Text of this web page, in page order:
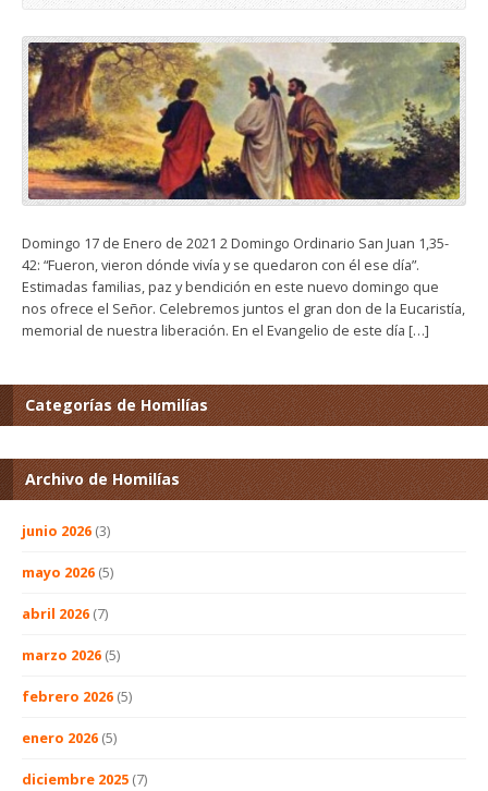
Domingo 17 de Enero de 2021 2 Domingo Ordinario San Juan 1,35-
42: “Fueron, vieron dónde vivía y se quedaron con él ese día”.
Estimadas familias, paz y bendición en este nuevo domingo que
nos ofrece el Señor. Celebremos juntos el gran don de la Eucaristía,
memorial de nuestra liberación. En el Evangelio de este día […]
Categorías de Homilías
Archivo de Homilías
junio 2026 (3)
mayo 2026 (5)
abril 2026 (7)
marzo 2026 (5)
febrero 2026 (5)
enero 2026 (5)
diciembre 2025 (7)